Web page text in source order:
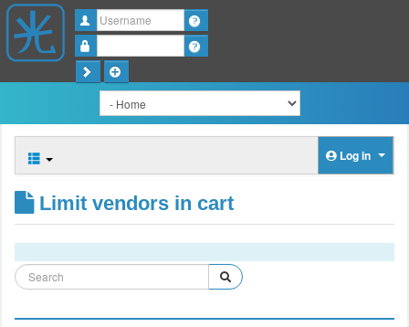
Username
Log in
Limit vendors in cart